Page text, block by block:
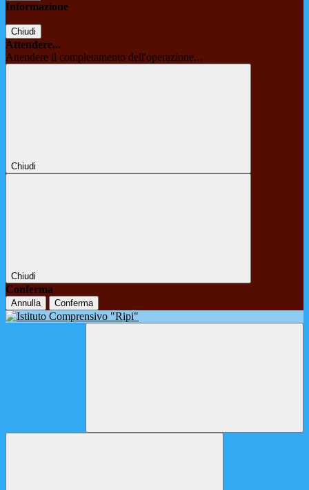
Informazione
Chiudi
Attendere...
Attendere il completamento dell'operazione...
Chiudi
Chiudi
Conferma
Annulla Conferma